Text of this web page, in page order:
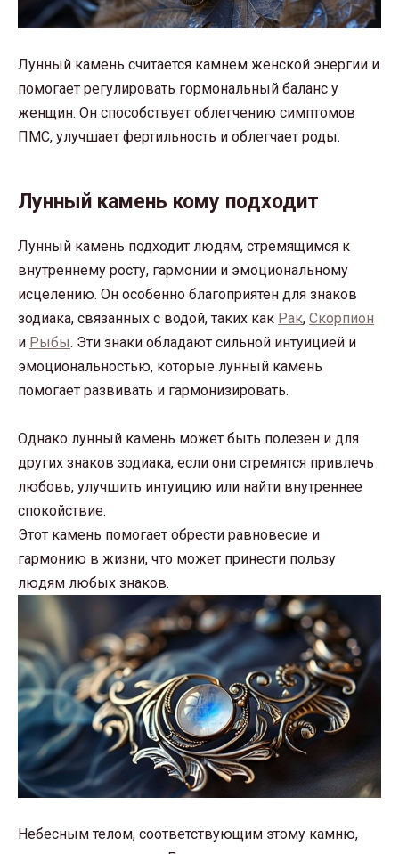
Лунный камень считается камнем женской энергии и
помогает регулировать гормональный баланс у
женщин. Он способствует облегчению симптомов
ПМС, улучшает фертильность и облегчает роды.
Лунный камень кому подходит
Лунный камень подходит людям, стремящимся к
внутреннему росту, гармонии и эмоциональному
исцелению. Он особенно благоприятен для знаков
зодиака, связанных с водой, таких как Рак, Скорпион
и Рыбы. Эти знаки обладают сильной интуицией и
эмоциональностью, которые лунный камень
помогает развивать и гармонизировать.
Однако лунный камень может быть полезен и для
других знаков зодиака, если они стремятся привлечь
любовь, улучшить интуицию или найти внутреннее
спокойствие.
Этот камень помогает обрести равновесие и
гармонию в жизни, что может принести пользу
людям любых знаков.
Небесным телом, соответствующим этому камню,